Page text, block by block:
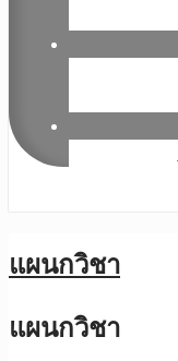
แผนกวิชา
แผนกวิชา